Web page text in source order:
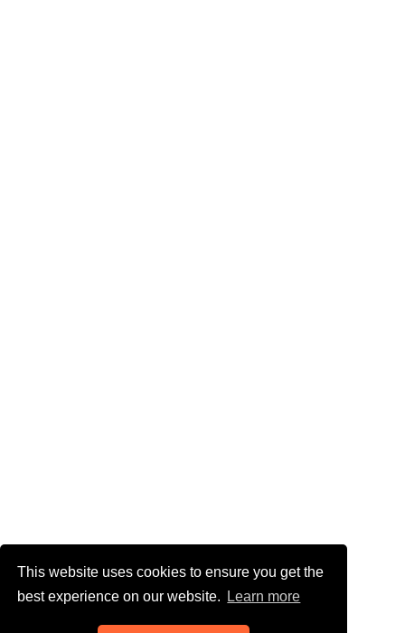
This website uses cookies to ensure you get the
best experience on our website.
Learn more